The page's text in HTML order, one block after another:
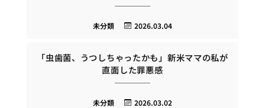
2026.03.04
未分類
「虫歯菌、うつしちゃったかも」新米ママの私が
直面した罪悪感
2026.03.02
未分類